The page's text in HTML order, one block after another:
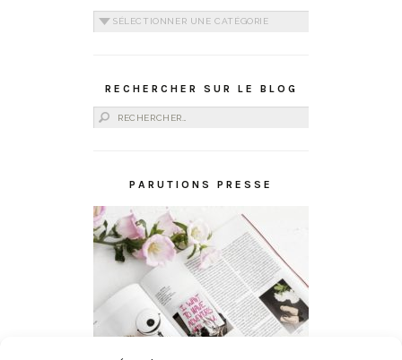
Catégories
RECHERCHER SUR LE BLOG
Rechercher :
PARUTIONS PRESSE